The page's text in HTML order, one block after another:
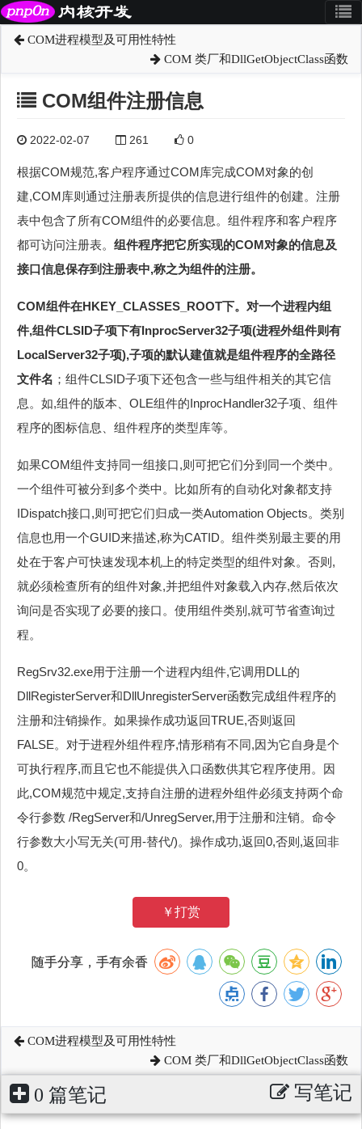
COM进程模型及可用性特性
COM 类厂和DllGetObjectClass函数
COM组件注册信息
2022-02-07 261 0
根据COM规范,客户程序通过COM库完成COM对象的创
建,COM库则通过注册表所提供的信息进行组件的创建。注册
表中包含了所有COM组件的必要信息。组件程序和客户程序
都可访问注册表。 组件程序把它所实现的COM对象的信息及
接口信息保存到注册表中,称之为组件的注册。
COM组件在HKEY_CLASSES_ROOT下。对一个进程内组
件,组件CLSID子项下有InprocServer32子项(进程外组件则有
LocalServer32子项),子项的默认建值就是组件程序的全路径
文件名 ；组件CLSID子项下还包含一些与组件相关的其它信
息。如,组件的版本、OLE组件的InprocHandler32子项、组件
程序的图标信息、组件程序的类型库等。
如果COM组件支持同一组接口,则可把它们分到同一个类中。
一个组件可被分到多个类中。比如所有的自动化对象都支持
IDispatch接口,则可把它们归成一类Automation Objects。类别
信息也用一个GUID来描述,称为CATID。组件类别最主要的用
处在于客户可快速发现本机上的特定类型的组件对象。否则,
就必须检查所有的组件对象,并把组件对象载入内存,然后依次
询问是否实现了必要的接口。使用组件类别,就可节省查询过
程。
RegSrv32.exe用于注册一个进程内组件,它调用DLL的
DllRegisterServer和DllUnregisterServer函数完成组件程序的
注册和注销操作。如果操作成功返回TRUE,否则返回
FALSE。对于进程外组件程序,情形稍有不同,因为它自身是个
可执行程序,而且它也不能提供入口函数供其它程序使用。因
此,COM规范中规定,支持自注册的进程外组件必须支持两个命
令行参数 /RegServer和/UnregServer,用于注册和注销。命令
行参数大小写无关(可用-替代/)。操作成功,返回0,否则,返回非
0。
￥打赏
随手分享，手有余香
COM进程模型及可用性特性
COM 类厂和DllGetObjectClass函数
0 篇笔记 写笔记